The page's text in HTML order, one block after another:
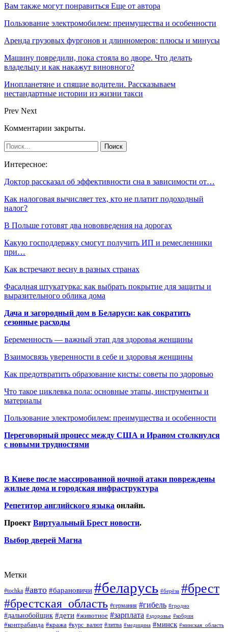
Вам также могут понравиться Еще от автора
Пользование электромобилем: преимущества и особенности
Аренда грузовых фургонов и длинномеров: плюсы и минусы
Машину повредили, пока стояла во дворе. Что делать
владельцу и как накажут виновного?
Инопланетяне и спящие водители. Рассказываем
нестандартные истории из жизни такси
Prev Next
Комментарии закрыты.
Интересное:
Доктор рассказал об эффективности сна в зависимости от…
Как налоговая вычисляет тех, кто не платит подоходный
налог?
В Польше готовят два нововведения на дорогах
Какую господдержку смогут получить ИП и ремесленники
при…
Как встречают весну в разных странах
Фасадная штукатурка: как выбрать покрытие для защиты и
выразительного облика дома
Дача и загородный дом в Беларуси: как сократить
сезонные расходы
Беременность — важный этап для здоровья женщины
Взаимосвязь уверенности в себе и здоровья женщины
Как предотвратить образование кисты: советы по здоровью
Что такое циклевка пола: основные этапы, инструменты и
материалы
Пользование электромобилем: преимущества и особенности
Переговорный процесс между США и Ираном столкнулся
с новыми трудностями
В Киеве после массированной ночной атаки повреждены
жилые дома и городская инфраструктура
Репетитор английского языка онлайн.
Проект Виртуальный Брест новости.
Выбор дверей Магна
Метки
#tochka #авто #барановичи #беларусь #берёза #брест
#брестская_область #германия #гибель #гродно
#дальнобойщик #дети #животное #зарплата #здоровье #кобрин
#контрабанда #кража #курс_валют #литва #медицина #минск #минская_область